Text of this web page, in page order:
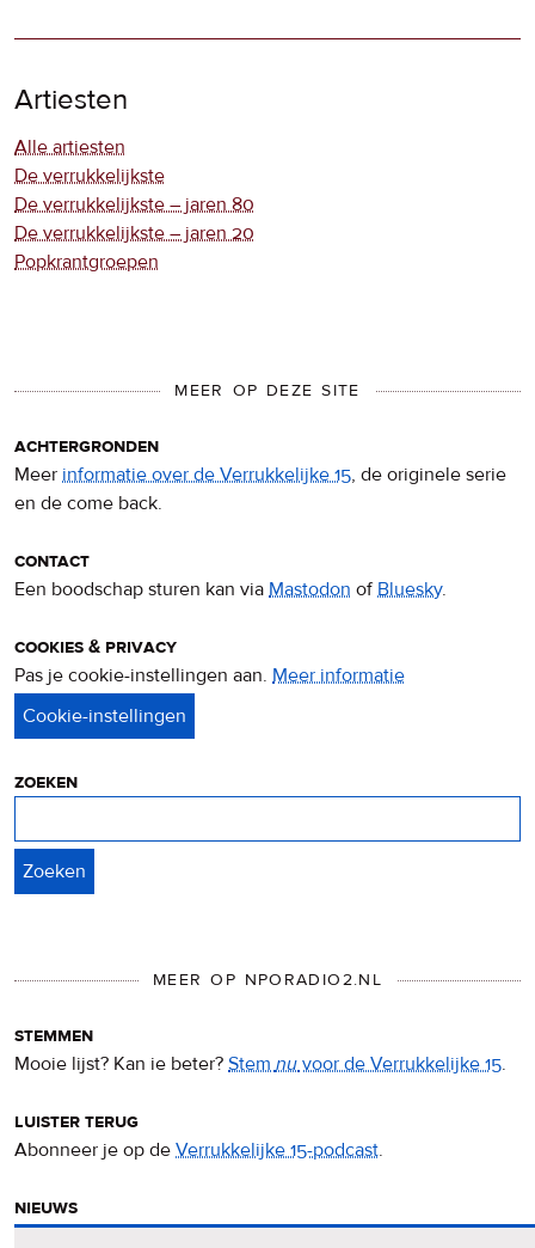
Artiesten
Alle artiesten
De verrukkelijkste
De verrukkelijkste – jaren 80
De verrukkelijkste – jaren 20
Popkrantgroepen
MEER OP DEZE SITE
achtergronden
Meer informatie over de Verrukkelijke 15, de originele serie
en de come back.
contact
Een boodschap sturen kan via Mastodon ofBluesky.
cookies & privacy
Pas je cookie-instellingen aan. Meer informatie
zoeken
MEER OP NPORADIO2.NL
stemmen
Mooie lijst? Kan ie beter? Stemnuvoor de Verrukkelijke 15.
luister terug
Abonneer je op de Verrukkelijke 15-podcast.
nieuws